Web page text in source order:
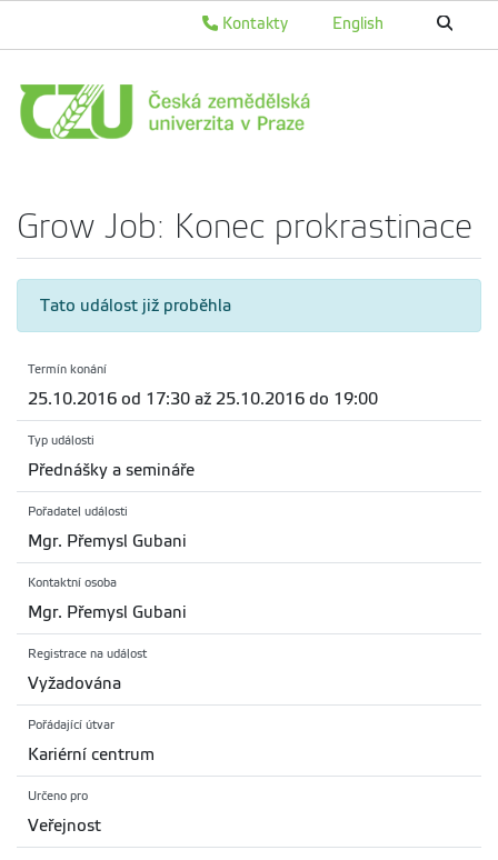
English
Kontakty
Grow Job: Konec prokrastinace
Tato událost již proběhla
Termín konání
25.10.2016 od 17:30 až 25.10.2016 do 19:00
Typ události
Přednášky a semináře
Pořadatel události
Mgr. Přemysl Gubani
Kontaktní osoba
Mgr. Přemysl Gubani
Registrace na událost
Vyžadována
Pořádající útvar
Kariérní centrum
Určeno pro
Veřejnost